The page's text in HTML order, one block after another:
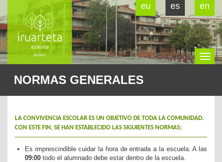
eu es en
NORMAS GENERALES
LA CONVIVENCIA ESCOLAR ES UN OBJETIVO DE TODA LA COMUNIDAD.
CON ESTE FIN, SE HAN ESTABLECIDO LAS SIGUIENTES NORMAS:
Es imprescindible cuidar la hora de entrada a la escuela. A las
09:00 todo el alumnado debe estar dentro de la escuela.